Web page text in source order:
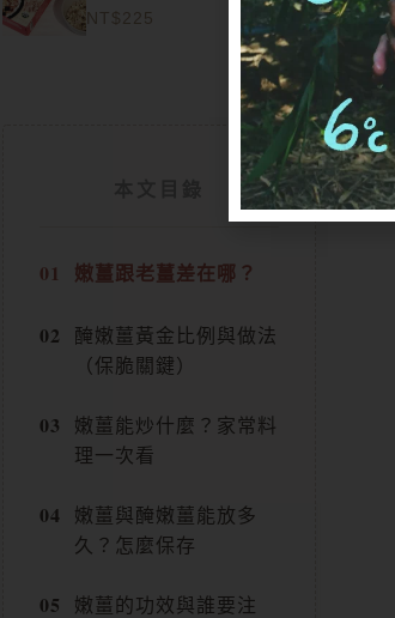
NT$ 225
嫩薑跟老薑差在哪？
醃嫩薑黃金比例與做法
（保脆關鍵）
嫩薑能炒什麼？家常料
理一次看
嫩薑與醃嫩薑能放多
久？怎麼保存
嫩薑的功效與誰要注